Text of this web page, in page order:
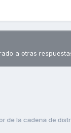
a otras
de la cadena de